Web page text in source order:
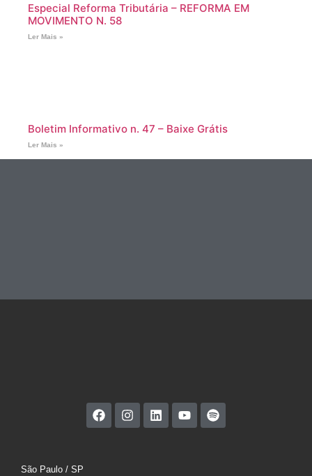
Especial Reforma Tributária – REFORMA EM
MOVIMENTO N. 58
Ler Mais »
Boletim Informativo n. 47 – Baixe Grátis
Ler Mais »
São Paulo / SP